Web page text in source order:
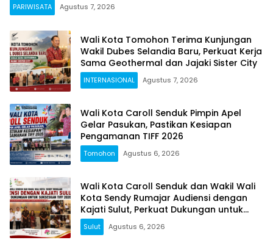
PARIWISATA Agustus 7, 2026
Wali Kota Tomohon Terima Kunjungan
Wakil Dubes Selandia Baru, Perkuat Kerja
Sama Geothermal dan Jajaki Sister City
INTERNASIONAL Agustus 7, 2026
Wali Kota Caroll Senduk Pimpin Apel
Gelar Pasukan, Pastikan Kesiapan
Pengamanan TIFF 2026
Tomohon Agustus 6, 2026
Wali Kota Caroll Senduk dan Wakil Wali
Kota Sendy Rumajar Audiensi dengan
Kajati Sulut, Perkuat Dukungan untuk
Sukseskan TIFF 2026
Sulut Agustus 6, 2026